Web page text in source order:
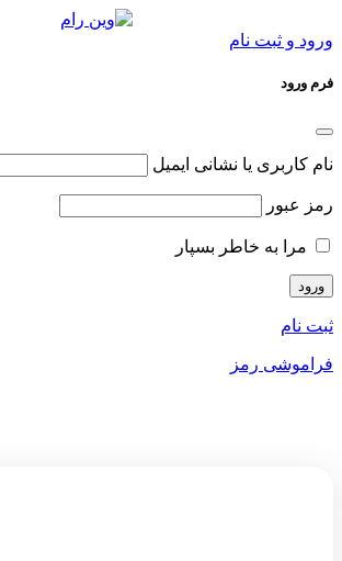
ورود و ثبت نام
فرم ورود
نام کاربری یا نشانی ایمیل
رمز عبور
مرا به خاطر بسپار
ثبت نام
فراموشی رمز